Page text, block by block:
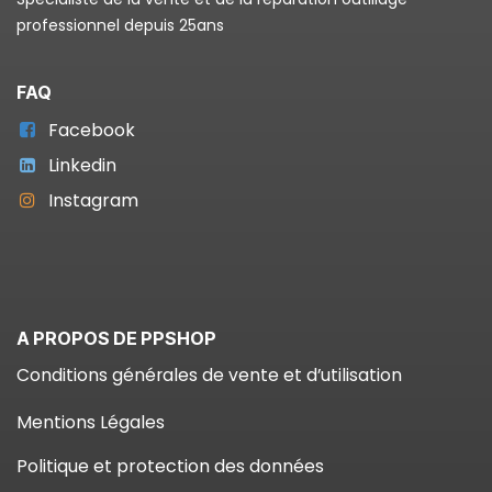
professionnel depuis 25ans
FAQ
Facebook
Linkedin
Instagram
A PROPOS DE PPSHOP
Conditions générales de vente et d’utilisation
Mentions Légales
Politique et protection des données